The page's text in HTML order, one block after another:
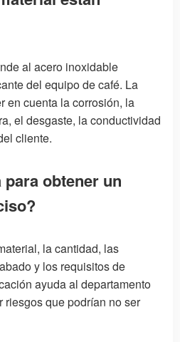
al acero inoxidable
del equipo de café. La
en cuenta la corrosión, la
el desgaste, la conductividad
cliente.
obtener un
la cantidad, las
y los requisitos de
ayuda al departamento
que podrían no ser